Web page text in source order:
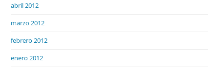
abril 2012
marzo 2012
febrero 2012
enero 2012